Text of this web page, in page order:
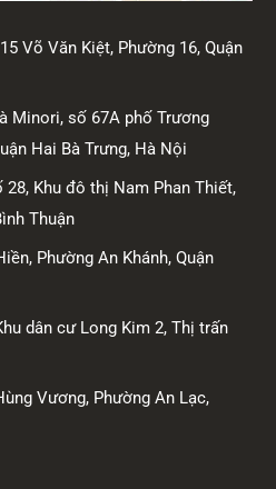
Võ Văn Kiệt, Phường 16, Quận
Minori, số 67A phố Trương
Hai Bà Trưng, Hà Nội
Khu đô thị Nam Phan Thiết,
Thuận
Phường An Khánh, Quận
dân cư Long Kim 2, Thị trấn
Vương, Phường An Lạc,